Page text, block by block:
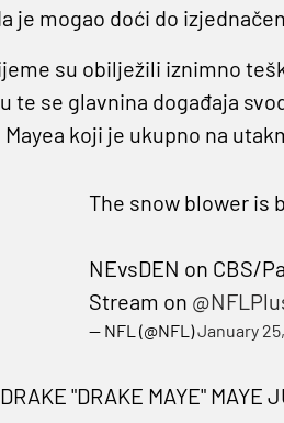
je mogao doći do
su obilježili iznimno
te se glavnina događaja
koji je ukupno na
The snow blower is
NEvsDEN on CBS/
Stream on
— NFL (@NFL)January
DRAKE "DRAKE MAYE" MAYE